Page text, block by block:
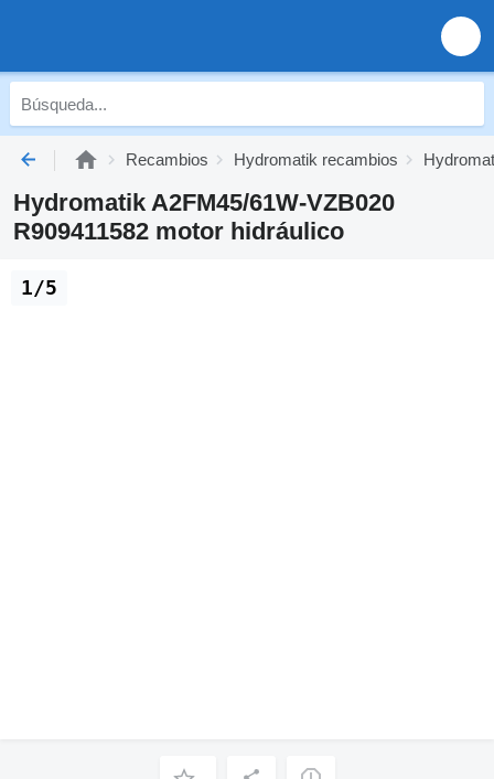
Recambios Hydromatik recambios
Hydromatik A2FM45/61W-VZB020
R909411582 motor hidráulico
1/5